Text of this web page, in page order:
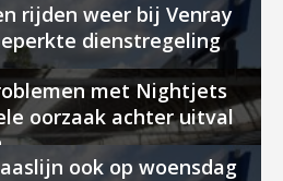
rijden weer bij Venray
dienstregeling
met Nightjets
oorzaak achter uitval
ook op woensdag